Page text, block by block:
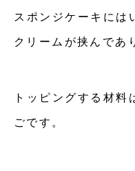
スポンジケーキには
クリームが挟んであ
トッピングする材料
ごです。